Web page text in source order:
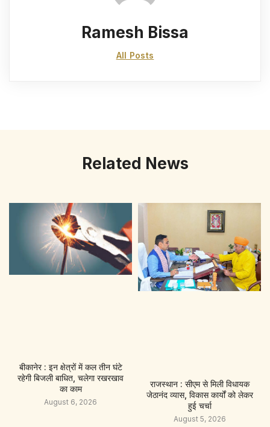
Ramesh Bissa
All Posts
Related News
बीकानेर : इन क्षेत्रों में कल तीन घंटे
रहेगी बिजली बाधित, चलेगा रखरखाव
का काम
August 6, 2026
राजस्थान : सीएम से मिली विधायक
जेठानंद व्यास, विकास कार्यों को लेकर
हुई चर्चा
August 5, 2026